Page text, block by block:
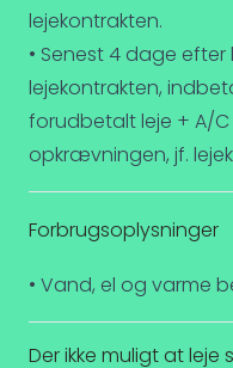
lejekontrakten.
• Senest 4 dage
lejekontrakten,
forudbetalt leje + A/
opkrævningen, jf.
Forbrugsoplysninger
• Vand, el og varme
Der ikke muligt at